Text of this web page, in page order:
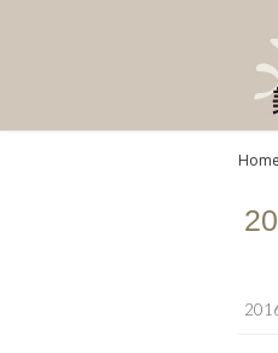
Home